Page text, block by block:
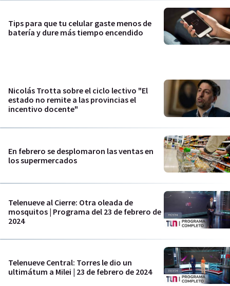
Tips para que tu celular gaste menos de
batería y dure más tiempo encendido
Nicolás Trotta sobre el ciclo lectivo "El
estado no remite a las provincias el
incentivo docente"
En febrero se desplomaron las ventas en
los supermercados
Telenueve al Cierre: Otra oleada de
mosquitos | Programa del 23 de febrero de
2024
Telenueve Central: Torres le dio un
ultimátum a Milei | 23 de febrero de 2024